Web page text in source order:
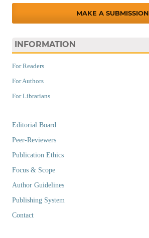
MAKE A SUBMISSION
INFORMATION
For Readers
For Authors
For Librarians
Editorial Board
Peer-Reviewers
Publication Ethics
Focus & Scope
Author Guidelines
Publishing System
Contact